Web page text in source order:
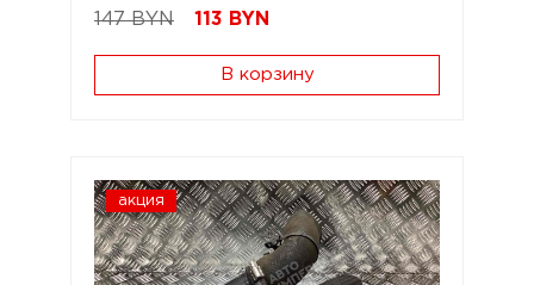
147 BYN 113 BYN
В корзину
акция